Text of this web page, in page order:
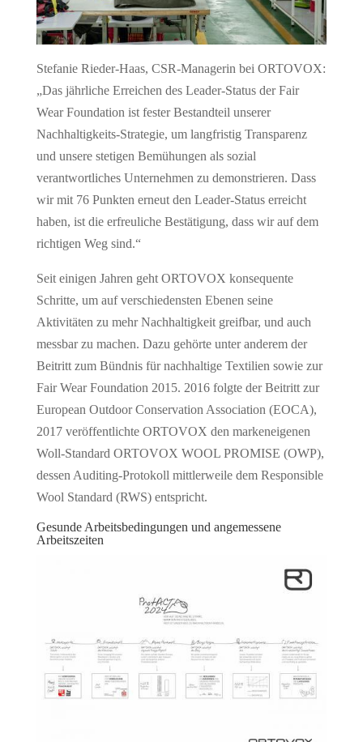
Stefanie Rieder-Haas, CSR-Managerin bei ORTOVOX:
„Das jährliche Erreichen des Leader-Status der Fair
Wear Foundation ist fester Bestandteil unserer
Nachhaltigkeits-Strategie, um langfristig Transparenz
und unsere stetigen Bemühungen als sozial
verantwortliches Unternehmen zu demonstrieren. Dass
wir mit 76 Punkten erneut den Leader-Status erreicht
haben, ist die erfreuliche Bestätigung, dass wir auf dem
richtigen Weg sind.“
Seit einigen Jahren geht ORTOVOX konsequente
Schritte, um auf verschiedensten Ebenen seine
Aktivitäten zu mehr Nachhaltigkeit greifbar, und auch
messbar zu machen. Dazu gehörte unter anderem der
Beitritt zum Bündnis für nachhaltige Textilien sowie zur
Fair Wear Foundation 2015. 2016 folgte der Beitritt zur
European Outdoor Conservation Association (EOCA),
2017 veröffentlichte ORTOVOX den markeneigenen
Woll-Standard ORTOVOX WOOL PROMISE (OWP),
dessen Auditing-Protokoll mittlerweile dem Responsible
Wool Standard (RWS) entspricht.
Gesunde Arbeitsbedingungen und angemessene
Arbeitszeiten